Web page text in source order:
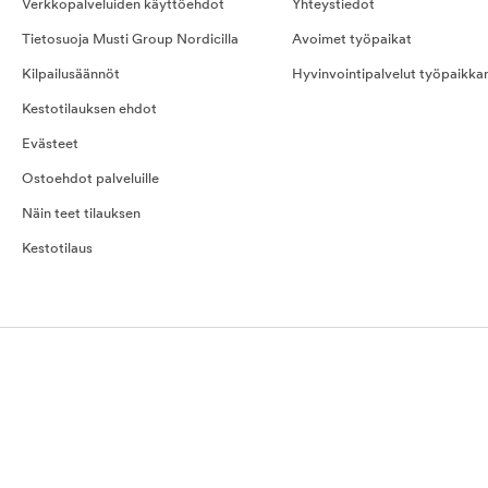
Verkkopalveluiden käyttöehdot
Tietosuoja Musti Group Nordicilla
Kilpailusäännöt
Kestotilauksen ehdot
Evästeet
Ostoehdot palveluille
Näin teet tilauksen
Kestotilaus
Yhteystiedot
Avoimet työpaikat
Hyvinvointipalvelut